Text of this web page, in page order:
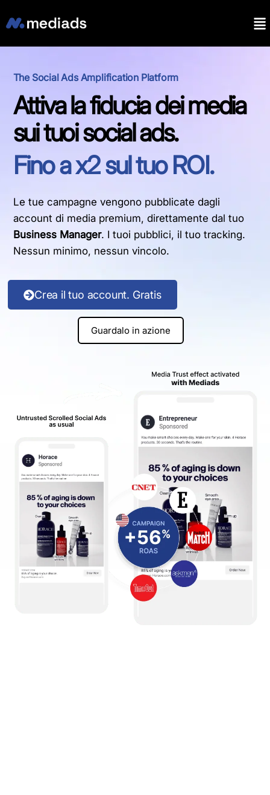
The Social Ads Amplification Platform
Attiva la fiducia dei media
sui tuoi social ads.
Fino a x2 sul tuo ROI.
Le tue campagne vengono pubblicate dagli
account di media premium, direttamente dal tuo
Business Manager. I tuoi pubblici, il tuo tracking.
Nessun minimo, nessun vincolo.
Crea il tuo account. Gratis
Guardalo in azione